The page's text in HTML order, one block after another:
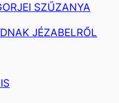
SZŰZANYA
JÉZABELRŐL